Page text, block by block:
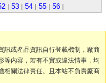
53 54 55 56
訊或產品資訊自行登載機制，廠商
等內容，若有不實或違法情事，均
相關法律責任。且本站不負責廠商